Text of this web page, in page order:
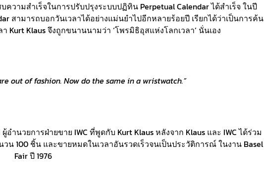
วามสำเร็จในการปรับปรุงระบบปฏิทิน Perpetual Calendar ได้สำเร็จ ในปี
สามารถบอกวันเวลาได้อย่างแม่นยำไปอีกหลายร้อยปี เรียกได้ว่าเป็นการค้น
Klaus จึงถูกขนานนามว่า ‘โพรมิธิอุสแห่งโลกเวลา’ นั่นเอง
out of fashion. Now do the same in a wristwatch.”
ำนวยการฝ่ายขาย IWC ที่พูดกับ Kurt Klaus หลังจาก Klaus และ IWC ได้ร่วม
100 ชิ้น และขายหมดในเวลาอันรวดเร็วจนเป็นประวัติการณ์ ในงาน Basel
Fair ปี 1976